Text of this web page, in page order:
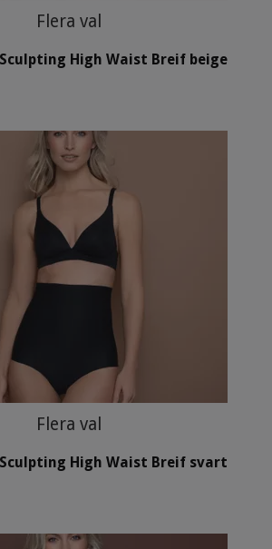
Flera val
Sculpting High Waist Breif beige
Flera val
Sculpting High Waist Breif svart